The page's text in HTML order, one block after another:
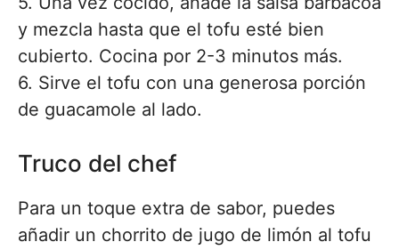
y mezcla hasta que el tofu esté bien
cubierto. Cocina por 2-3 minutos más.
6. Sirve el tofu con una generosa porción
de guacamole al lado.
Truco del chef
Para un toque extra de sabor, puedes
añadir un chorrito de jugo de limón al tofu